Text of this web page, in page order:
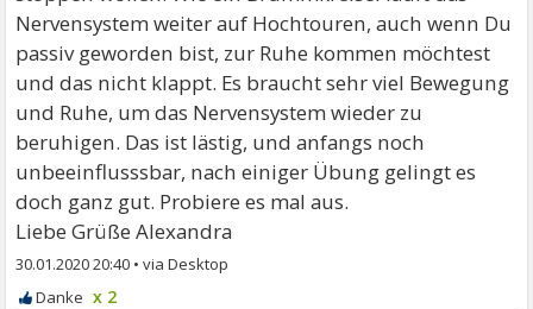
Nervensystem weiter auf Hochtouren, auch wenn Du
passiv geworden bist, zur Ruhe kommen möchtest
und das nicht klappt. Es braucht sehr viel Bewegung
und Ruhe, um das Nervensystem wieder zu
beruhigen. Das ist lästig, und anfangs noch
unbeeinflusssbar, nach einiger Übung gelingt es
doch ganz gut. Probiere es mal aus.
Liebe Grüße Alexandra
30.01.2020 20:40 •
x 2